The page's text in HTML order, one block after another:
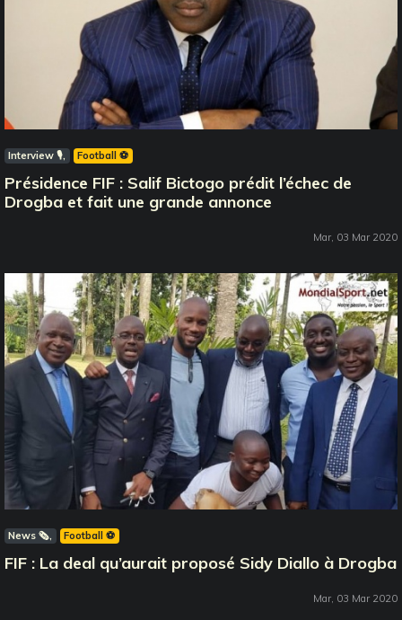
Interview 🎙️ Football ⚽️
Présidence FIF : Salif Bictogo prédit l’échec de
Drogba et fait une grande annonce
Mar, 03 Mar 2020
News 🗞️ Football ⚽️
FIF : La deal qu’aurait proposé Sidy Diallo à Drogba
Mar, 03 Mar 2020